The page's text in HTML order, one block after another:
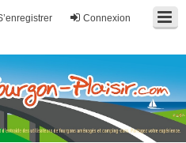
Connexion
utilisateurs de fourgons, fourgons
Partagez votre expérience.